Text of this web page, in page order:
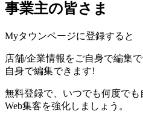
事業主の皆さま
Myタウンページに登録すると
店舗/企業情報をご自身で編集
自身で編集できます!
無料登録で、いつでも何度でも
Web集客を強化しましょう。